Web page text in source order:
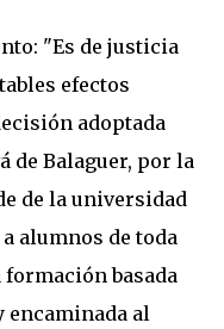
"Es de justicia
efectos
adoptada
de Balaguer, por la
de la universidad
alumnos de toda
formación basada
al